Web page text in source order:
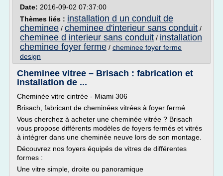
Date: 2016-09-02 07:37:00
Thèmes liés : installation d un conduit de
cheminee / cheminee d'interieur sans conduit /
cheminee d interieur sans conduit / installation
cheminee foyer ferme / cheminee foyer ferme
design
Cheminee vitree – Brisach : fabrication et
installation de ...
Cheminée vitre cintrée - Miami 306
Brisach, fabricant de cheminées vitrées à foyer fermé
Vous cherchez à acheter une cheminée vitrée ? Brisach
vous propose différents modèles de foyers fermés et vitrés
à intégrer dans une cheminée neuve lors de son montage.
Découvrez nos foyers équipés de vitres de différentes
formes :
Une vitre simple, droite ou panoramique